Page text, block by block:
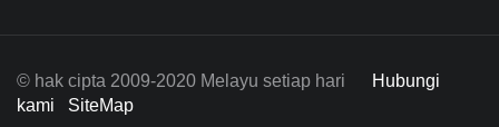
© hak cipta 2009-2020 Melayu setiap hari
Hubungi
kami
SiteMap